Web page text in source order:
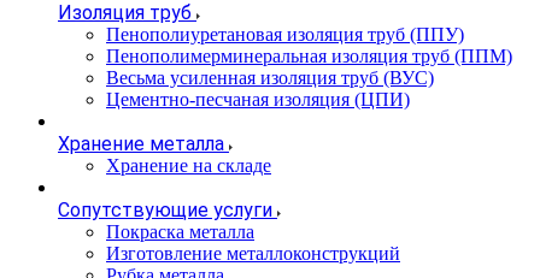
Изоляция труб
Пенополиуретановая изоляция труб (ППУ)
Пенополимерминеральная изоляция труб (ППМ)
Весьма усиленная изоляция труб (ВУС)
Цементно-песчаная изоляция (ЦПИ)
Хранение металла
Хранение на складе
Сопутствующие услуги
Покраска металла
Изготовление металлоконструкций